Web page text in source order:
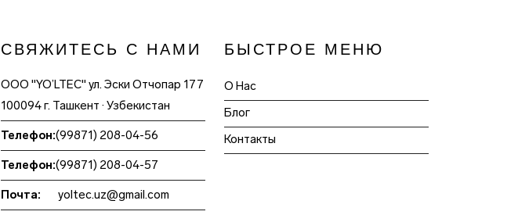
СВЯЖИТЕСЬ С НАМИ
ООО "YO’LTEC" ул. Эски Отчопар 177
100094 г. Ташкент · Узбекистан
Телефон:(99871) 208-04-56
Телефон:(99871) 208-04-57
Почта: yoltec.uz@gmail.com
БЫСТРОЕ МЕНЮ
О Нас
Блог
Контакты